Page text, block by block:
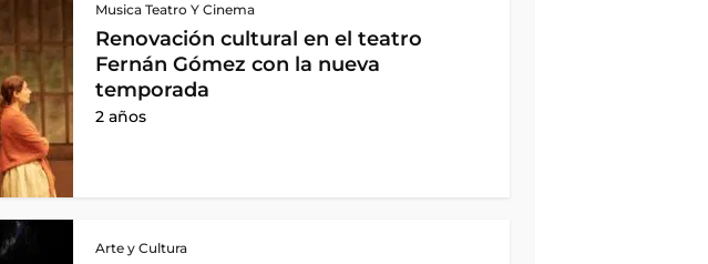
Musica Teatro Y Cinema
Renovación cultural en el teatro
Fernán Gómez con la nueva
temporada
2 años
Arte y Cultura